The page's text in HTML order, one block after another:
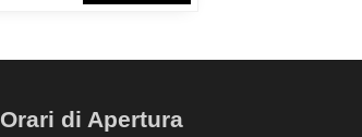
Orari di Apertura